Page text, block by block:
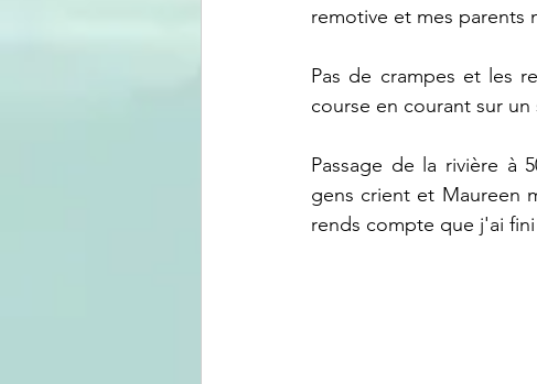
remotive et mes parents
Pas de crampes et les
course en courant sur
Passage de la rivière à
gens crient et Maureen
rends compte que j'ai fini